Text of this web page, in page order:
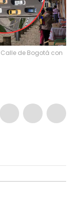
de Bogotá con